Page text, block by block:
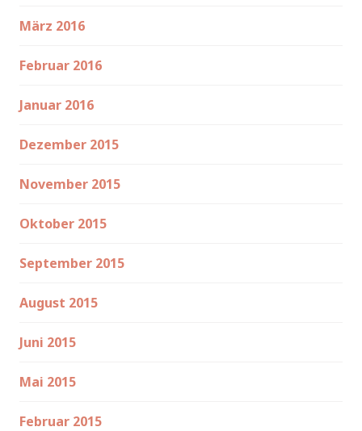
März 2016
Februar 2016
Januar 2016
Dezember 2015
November 2015
Oktober 2015
September 2015
August 2015
Juni 2015
Mai 2015
Februar 2015